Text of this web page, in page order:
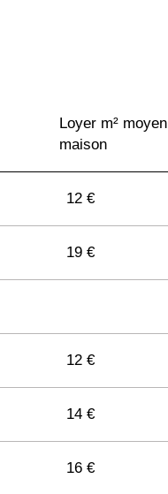
Loyer m² moyen
maison
12 €
19 €
12 €
14 €
16 €